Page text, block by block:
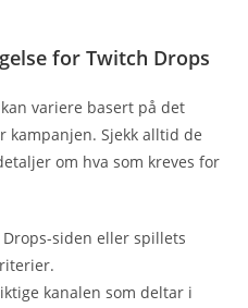
for Twitch Drops
variere basert på det
kampanjen. Sjekk alltid de
om hva som kreves for
siden eller spillets
kanalen som deltar i